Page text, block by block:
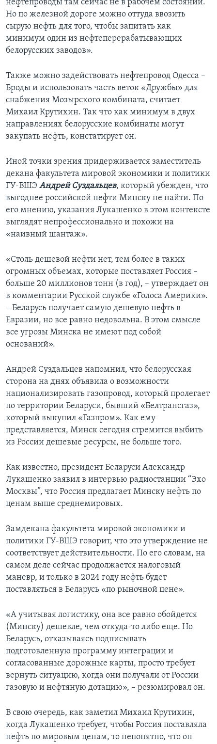
нефтепроводы там сейчас не в рабочем состоянии.
Но по железной дороге можно оттуда ввозить
сырую нефть для того, чтобы запитать как
минимум один из нефтеперерабатывающих
белорусских заводов».
Также можно задействовать нефтепровод Одесса –
Броды и использовать часть веток «Дружбы» для
снабжения Мозырского комбината, считает
Михаил Крутихин. Так что как минимум в двух
направлениях белорусские комбинаты могут
закупать нефть, констатирует он.
Иной точки зрения придерживается заместитель
декана факультета мировой экономики и политики
ГУ-ВШЭ Андрей Суздальцев, который убежден, что
выгоднее российской нефти Минску не найти. По
его мнению, указания Лукашенко в этом контексте
выглядят непрофессионально и похожи на
«наивный шантаж».
«Столь дешевой нефти нет, тем более в таких
огромных объемах, которые поставляет Россия –
больше 20 миллионов тонн (в год), – утверждает он
в комментарии Русской службе «Голоса Америки».
– Беларусь получает самую дешевую нефть в
Евразии, но все равно недовольна. В этом смысле
все угрозы Минска не имеют под собой
оснований».
Андрей Суздальцев напомнил, что белорусская
сторона на днях объявила о возможности
национализировать газопровод, который пролегает
по территории Беларуси, бывший «Белтрансгаз»,
который выкупил «Газпром». Как ему
представляется, Минск сегодня стремится выбить
из России дешевые ресурсы, не больше того.
Как известно, президент Беларуси Александр
Лукашенко заявил в интервью радиостанции “Эхо
Москвы”, что Россия предлагает Минску нефть по
ценам выше среднемировых.
Замдекана факультета мировой экономики и
политики ГУ-ВШЭ говорит, что это утверждение не
соответствует действительности. По его словам, на
самом деле сейчас продолжается налоговый
маневр, и только в 2024 году нефть будет
поставляться в Беларусь «по рыночной цене».
«А учитывая логистику, она все равно обойдется
(Минску) дешевле, чем откуда-то либо еще. Но
Беларусь, отказываясь подписывать
подготовленную программу интеграции и
согласованные дорожные карты, просто требует
вернуть ситуацию, когда они получали от России
газовую и нефтяную дотацию», – резюмировал он.
В свою очередь, как заметил Михаил Крутихин,
когда Лукашенко требует, чтобы Россия поставляла
нефть по мировым ценам, то непонятно, что он